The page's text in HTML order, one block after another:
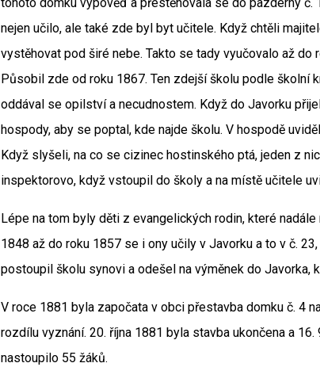
nejen učilo, ale také zde byl byt učitele. Když chtěli
vystěhovat pod širé nebe. Takto se tady vyučovalo až
Působil zde od roku 1867. Ten zdejší školu podle školní
oddával se opilství a necudnostem. Když do Javorku
hospody, aby se poptal, kde najde školu. V hospodě
Když slyšeli, na co se cizinec hostinského ptá, jeden z
inspektorovo, když vstoupil do školy a na místě učitele
Lépe na tom byly děti z evangelických rodin, které
1848 až do roku 1857 se i ony učily v Javorku a to v č.
postoupil školu synovi a odešel na výměnek do Javorka,
V roce 1881 byla započata v obci přestavba domku č. 4
rozdílu vyznání. 20. října 1881 byla stavba ukončena a
nastoupilo 55 žáků.